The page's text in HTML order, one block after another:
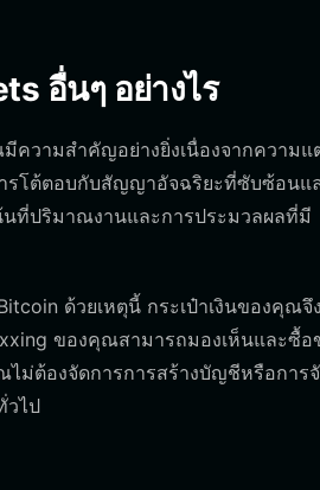
อื่นๆ อย่างไร
ความสำคัญอย่างยิ่งเนื่องจากความแ
ารโต้ตอบกับสัญญาอัจฉริยะที่ซับซ้อนแ
นที่ปริมาณงานและการประมวลผลที่มี
ด้วยเหตุนี้ กระเป๋าเงินของคุณจึ
ของคุณสามารถมองเห็นและซื้อ
ม่ต้องจัดการการสร้างบัญชีหรือการ
วไป